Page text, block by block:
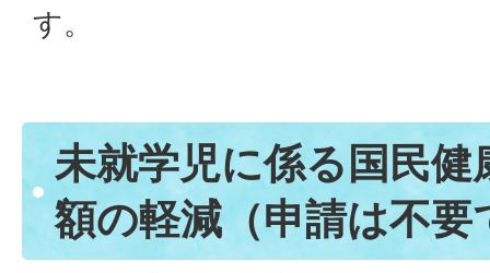
す。
未就学児に係る国民健
額の軽減（申請は不要